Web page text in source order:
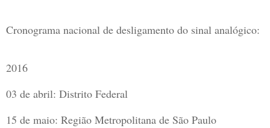
Cronograma nacional de desligamento do sinal analógico:
2016
03 de abril: Distrito Federal
15 de maio: Região Metropolitana de São Paulo